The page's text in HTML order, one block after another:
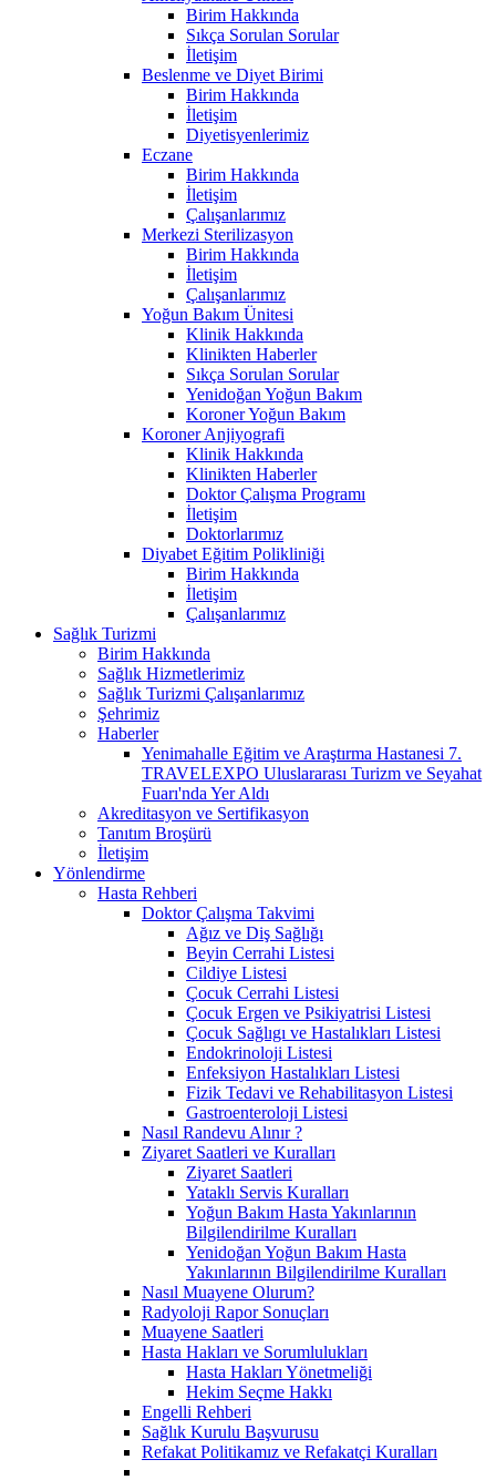
Birim Hakkında
Sıkça Sorulan Sorular
İletişim
Beslenme ve Diyet Birimi
Birim Hakkında
İletişim
Diyetisyenlerimiz
Eczane
Birim Hakkında
İletişim
Çalışanlarımız
Merkezi Sterilizasyon
Birim Hakkında
İletişim
Çalışanlarımız
Yoğun Bakım Ünitesi
Klinik Hakkında
Klinikten Haberler
Sıkça Sorulan Sorular
Yenidoğan Yoğun Bakım
Koroner Yoğun Bakım
Koroner Anjiyografi
Klinik Hakkında
Klinikten Haberler
Doktor Çalışma Programı
İletişim
Doktorlarımız
Diyabet Eğitim Polikliniği
Birim Hakkında
İletişim
Çalışanlarımız
Sağlık Turizmi
Birim Hakkında
Sağlık Hizmetlerimiz
Sağlık Turizmi Çalışanlarımız
Şehrimiz
Haberler
Yenimahalle Eğitim ve Araştırma Hastanesi 7.
TRAVELEXPO Uluslararası Turizm ve Seyahat
Fuarı'nda Yer Aldı
Akreditasyon ve Sertifikasyon
Tanıtım Broşürü
İletişim
Yönlendirme
Hasta Rehberi
Doktor Çalışma Takvimi
Ağız ve Diş Sağlığı
Beyin Cerrahi Listesi
Cildiye Listesi
Çocuk Cerrahi Listesi
Çocuk Ergen ve Psikiyatrisi Listesi
Çocuk Sağlıgı ve Hastalıkları Listesi
Endokrinoloji Listesi
Enfeksiyon Hastalıkları Listesi
Fizik Tedavi ve Rehabilitasyon Listesi
Gastroenteroloji Listesi
Nasıl Randevu Alınır ?
Ziyaret Saatleri ve Kuralları
Ziyaret Saatleri
Yataklı Servis Kuralları
Yoğun Bakım Hasta Yakınlarının
Bilgilendirilme Kuralları
Yenidoğan Yoğun Bakım Hasta
Yakınlarının Bilgilendirilme Kuralları
Nasıl Muayene Olurum?
Radyoloji Rapor Sonuçları
Muayene Saatleri
Hasta Hakları ve Sorumlulukları
Hasta Hakları Yönetmeliği
Hekim Seçme Hakkı
Engelli Rehberi
Sağlık Kurulu Başvurusu
Refakat Politikamız ve Refakatçi Kuralları